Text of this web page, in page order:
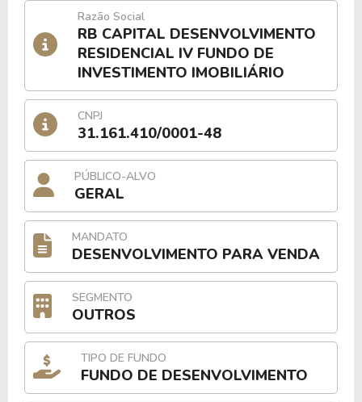
Razão Social
RB CAPITAL DESENVOLVIMENTO
RESIDENCIAL IV FUNDO DE
INVESTIMENTO IMOBILIÁRIO
CNPJ
31.161.410/0001-48
PÚBLICO-ALVO
GERAL
MANDATO
DESENVOLVIMENTO PARA VENDA
SEGMENTO
OUTROS
TIPO DE FUNDO
FUNDO DE DESENVOLVIMENTO